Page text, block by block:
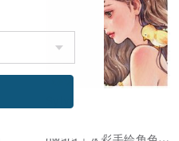
hwara｜水彩手绘角色贴纸